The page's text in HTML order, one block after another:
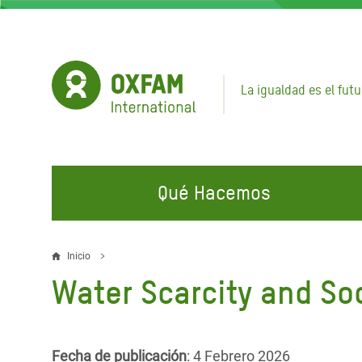
Pasar
La igualdad es el
Qué Hacemos
EN QUÉ TRABAJAMOS
Agua y Servicios de
Saneamiento
Gaza
ÚNETE A NUESTRAS CAMPAÑAS
Climate Justice
Únete a Nuestra Comunidad para
enlaces
Inicio
Water Scarcity and
Fecha de publicación: 4 Febrero 2026